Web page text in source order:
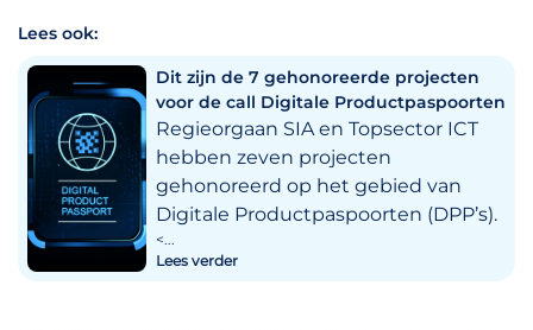
Lees ook:
Dit zijn de 7 gehonoreerde projecten
voor de call Digitale Productpaspoorten
Regieorgaan SIA en Topsector ICT
hebben zeven projecten
gehonoreerd op het gebied van
Digitale Productpaspoorten (DPP’s).
<...
Lees verder